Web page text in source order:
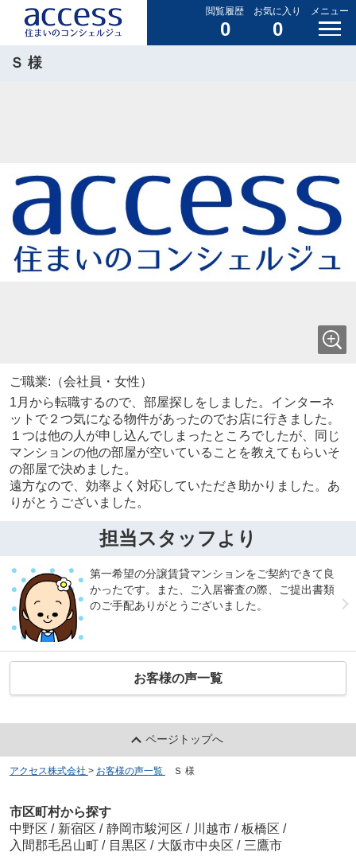
閲覧履歴
0
お気に入り
0
メニュー
Ｓ 様
ご職業:（会社員・女性）
1月から転職するので、部屋探しをしました。インターネ
ットで２つ気になる物件があったのでお店に行きました。
１つは他の人が申し込んでしまったところでしたが、同じ
マンションの他の部屋が空いていることを教えてもらいそ
の部屋で決めました。
遠方なので、効率よく対応していただき助かりました。あ
りがとうございました。
担当スタッフより
第一希望の分譲賃貸マンションをご契約できて良
かったです。また、ご入居審査の際、ご提出書類
のご手配ありがとうございました。
お客様の声一覧
ページトップへ
アクセス株式会社 > お客様の声一覧 Ｓ 様
市区町村から探す
中野区 / 新宿区 / 静岡市駿河区 / 川越市 / 板橋区 /
入間郡毛呂山町 / 目黒区 / 大阪市中央区 / 三鷹市